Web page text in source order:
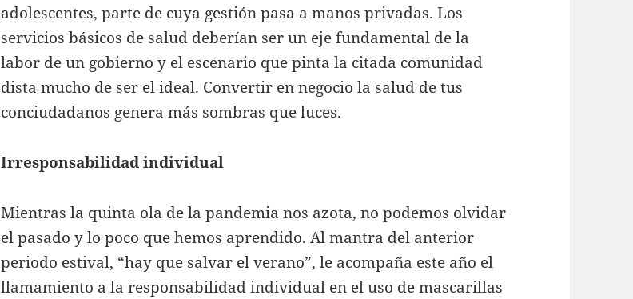
adolescentes, parte de cuya gestión pasa a manos privadas. Los
servicios básicos de salud deberían ser un eje fundamental de la
labor de un gobierno y el escenario que pinta la citada comunidad
dista mucho de ser el ideal. Convertir en negocio la salud de tus
conciudadanos genera más sombras que luces.
Irresponsabilidad individual
Mientras la quinta ola de la pandemia nos azota, no podemos olvidar
el pasado y lo poco que hemos aprendido. Al mantra del anterior
periodo estival, “hay que salvar el verano”, le acompaña este año el
llamamiento a la responsabilidad individual en el uso de mascarillas